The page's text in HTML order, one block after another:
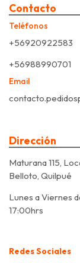
Contacto
Teléfonos
+56920922583
+56988990701
Email
Dirección
Maturana 115,
Belloto, Quilpué
Lunes a Viernes
17:00hrs
Redes Sociales